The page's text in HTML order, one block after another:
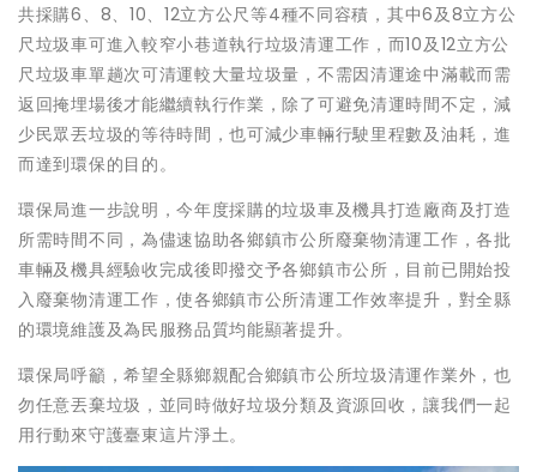
共採購6、8、10、12立方公尺等4種不同容積，其中6及8立方公
尺垃圾車可進入較窄小巷道執行垃圾清運工作，而10及12立方公
尺垃圾車單趟次可清運較大量垃圾量，不需因清運途中滿載而需
返回掩埋場後才能繼續執行作業，除了可避免清運時間不定，減
少民眾丟垃圾的等待時間，也可減少車輛行駛里程數及油耗，進
而達到環保的目的。
環保局進一步說明，今年度採購的垃圾車及機具打造廠商及打造
所需時間不同，為儘速協助各鄉鎮市公所廢棄物清運工作，各批
車輛及機具經驗收完成後即撥交予各鄉鎮市公所，目前已開始投
入廢棄物清運工作，使各鄉鎮市公所清運工作效率提升，對全縣
的環境維護及為民服務品質均能顯著提升。
環保局呼籲，希望全縣鄉親配合鄉鎮市公所垃圾清運作業外，也
勿任意丟棄垃圾，並同時做好垃圾分類及資源回收，讓我們一起
用行動來守護臺東這片淨土。